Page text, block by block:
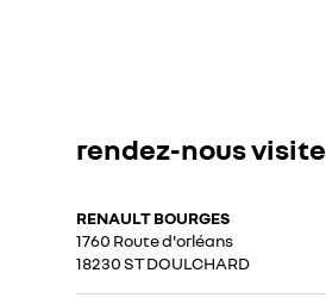
rendez-nous visite
RENAULT BOURGES
1760 Route d'orléans
18230 ST DOULCHARD